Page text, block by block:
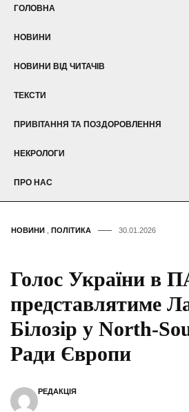
ГОЛОВНА
НОВИНИ
НОВИНИ ВІД ЧИТАЧІВ
ТЕКСТИ
ПРИВІТАННЯ ТА ПОЗДОРОВЛЕННЯ
НЕКРОЛОГИ
ПРО НАС
НОВИНИ ПОЛІТИКА 30.01.2026
Голос України в
представлятиме
Білозір у North-
Ради Європи
РЕДАКЦІЯ